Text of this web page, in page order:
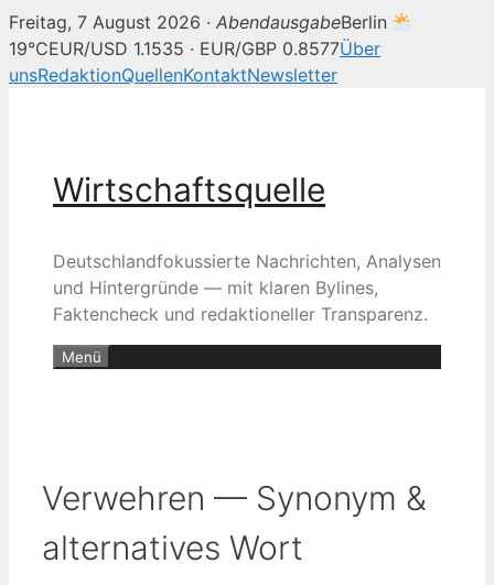
Freitag, 7 August 2026 · AbendausgabeBerlin
19°CEUR/USD 1.1535 · EUR/GBP 0.8577Über
unsRedaktionQuellenKontaktNewsletter
Wirtschaftsquelle
Deutschlandfokussierte Nachrichten, Analysen
und Hintergründe — mit klaren Bylines,
Faktencheck und redaktioneller Transparenz.
Menü
Verwehren — Synonym &
alternatives Wort